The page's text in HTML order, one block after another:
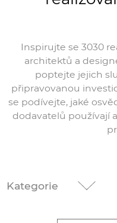
Inspirujte se 3030
architektů a
poptejte jejich
připravovanou
se podívejte, jaké
dodavatelů používají
Kategorie